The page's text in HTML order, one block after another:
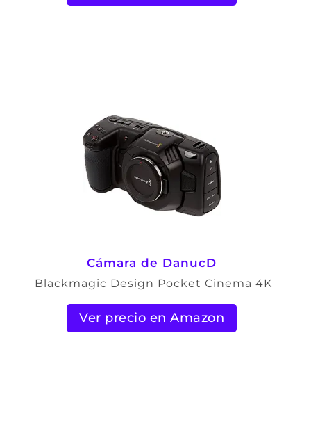
Cámara de DanucD
Blackmagic Design Pocket Cinema 4K
Ver precio en Amazon